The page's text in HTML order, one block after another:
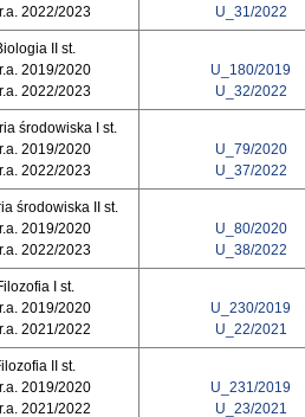
2022/2023
U_31/2022
II st.
2019/2020
2022/2023
U_180/2019
U_32/2022
środowiska I st.
2019/2020
2022/2023
U_79/2020
U_37/2022
środowiska II st.
2019/2020
2022/2023
U_80/2020
U_38/2022
I st.
2019/2020
2021/2022
U_230/2019
U_22/2021
II st.
2019/2020
2021/2022
U_231/2019
U_23/2021